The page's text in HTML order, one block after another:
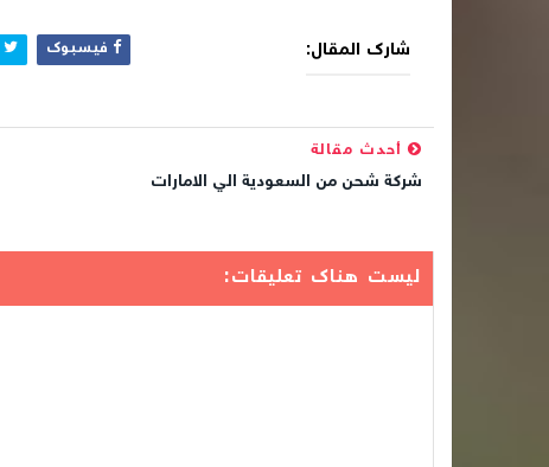
شارك المقال: فيسبوك
أحدث مقالة
شركة شحن من السعودية الي الامارات
ليست هناك تعليقات: